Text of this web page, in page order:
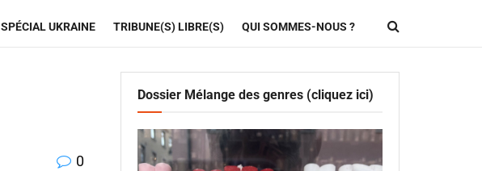
SPÉCIAL UKRAINE TRIBUNE(S) LIBRE(S) QUI SOMMES-NOUS ?
0
Dossier Mélange des genres (cliquez ici)